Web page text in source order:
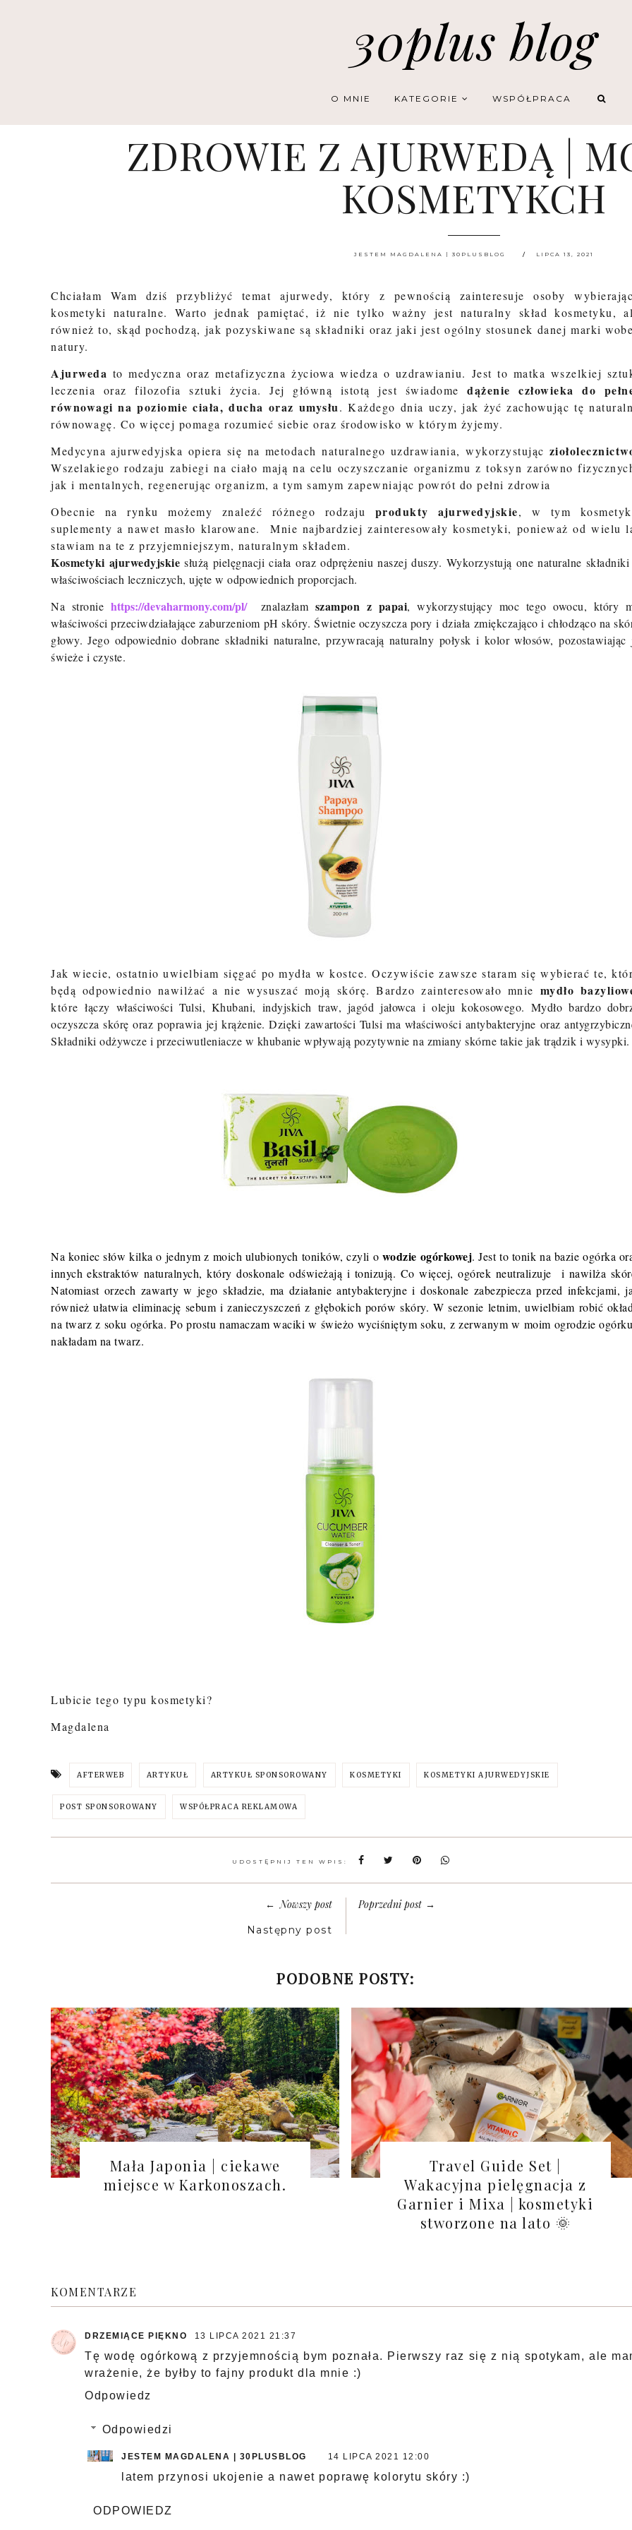
30plus blog
O MNIE KATEGORIE WSPÓŁPRACA
ZDROWIE Z AJURWEDĄ |
KOSMETYKCH
JESTEM MAGDALENA | 30PLUSBLOG LIPCA 13, 2021
Chciałam Wam dziś przybliżyć temat ajurwedy, który z pewnością zainteresuje osoby
kosmetyki naturalne. Warto jednak pamiętać, iż nie tylko ważny jest naturalny skład kosmetyku,
również to, skąd pochodzą, jak pozyskiwane są składniki oraz jaki jest ogólny stosunek danej marki
natury.
Ajurweda to medyczna oraz metafizyczna życiowa wiedza o uzdrawianiu. Jest to matka wszelkiej
leczenia oraz filozofia sztuki życia. Jej główną istotą jest świadomedążenie człowieka do
równowagi na poziomie ciała, ducha oraz umysłu. Każdego dnia uczy, jak żyć zachowując tę
równowagę. Co więcej pomaga rozumieć siebie oraz środowisko w którym żyjemy.
Medycyna ajurwedyjska opiera się na metodach naturalnego uzdrawiania, wykorzystując
Wszelakiego rodzaju zabiegi na ciało mają na celu oczyszczanie organizmu z toksyn zarówno
jak i mentalnych, regenerując organizm, a tym samym zapewniając powrót do pełni zdrowia
Obecnie na rynku możemy znaleźć różnego rodzaju produkty ajurwedyjskie, w tym
suplementy a nawet masło klarowane. Mnie najbardziej zainteresowały kosmetyki, ponieważ od wielu
stawiam na te z przyjemniejszym, naturalnym składem.
Kosmetyki ajurwedyjskie służą pielęgnacji ciała oraz odprężeniu naszej duszy. Wykorzystują one naturalne
właściwościach leczniczych, ujęte w odpowiednich proporcjach.
Na stronie https://devaharmony.com/pl/znalazłam szampon z papai, wykorzystujący moc tego owocu, który
właściwości przeciwdziałające zaburzeniom pH skóry. Świetnie oczyszcza pory i działa zmiękczająco i chłodząco na
głowy. Jego odpowiednio dobrane składniki naturalne, przywracają naturalny połysk i kolor włosów, pozostawiając
świeże i czyste.
Jak wiecie, ostatnio uwielbiam sięgać po mydła w kostce. Oczywiście zawsze staram się wybierać te,
będą odpowiednio nawilżać a nie wysuszać moją skórę. Bardzo zainteresowało mnie mydło
które łączy właściwości Tulsi, Khubani, indyjskich traw, jagód jałowca i oleju kokosowego. Mydło bardzo
oczyszcza skórę oraz poprawia jej krążenie. Dzięki zawartości Tulsi ma właściwości antybakteryjne oraz
Składniki odżywcze i przeciwutleniacze w khubanie wpływają pozytywnie na zmiany skórne takie jak trądzik i wysypki.
Na koniec słów kilka o jednym z moich ulubionych toników, czyli o wodzie ogórkowej. Jest to tonikna bazie ogórka
innych ekstraktów naturalnych, który doskonale odświeżają i tonizują. Co więcej, ogórek neutralizuje i nawilża
Natomiast orzech zawarty w jego składzie, ma działanie antybakteryjne i doskonale zabezpiecza przed infekcjami,
również ułatwia eliminację sebum i zanieczyszczeń z głębokich porów skóry. W sezonie letnim, uwielbiam robić
na twarz z soku ogórka. Po prostu namaczam waciki w świeżo wyciśniętym soku, z zerwanym w moim ogrodzie
nakładam na twarz.
Lubicie tego typu kosmetyki?
Magdalena
AFTERWEB ARTYKUŁ ARTYKUŁ SPONSOROWANY KOSMETYKI KOSMETYKI AJURWEDYJSKIE
POST SPONSOROWANY WSPÓŁPRACA REKLAMOWA
UDOSTĘPNIJ TEN WPIS:
←Nowszy post
Następny post
Poprzedni post→
PODOBNE POSTY:
Mała Japonia | ciekawe
miejsce w Karkonoszach.
Travel Guide Set |
Wakacyjna pielęgnacja z
Garnier i Mixa | kosmetyki
stworzone na lato 🌞
KOMENTARZE
DRZEMIĄCE PIĘKNO 13 LIPCA 2021 21:37
Tę wodę ogórkową z przyjemnością bym poznała. Pierwszy raz się z nią spotykam, ale
wrażenie, że byłby to fajny produkt dla mnie :)
Odpowiedz
Odpowiedzi
JESTEM MAGDALENA | 30PLUSBLOG 14 LIPCA 2021 12:00
latem przynosi ukojenie a nawet poprawę kolorytu skóry :)
ODPOWIEDZ